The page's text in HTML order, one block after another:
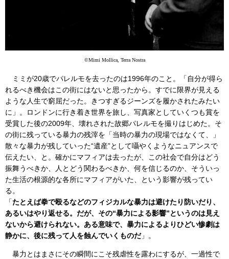
©Mimi Mollica, Terra Nostra
ミミが20歳でパレルモを去ったのは1996年のこと。「自分が得ら
れるべき機会はこの街にはないと思ったから。すでに限界が見える
ような人生で窮屈だった。きつすぎるジーンズを履かされたみたい
に」。ロンドンに行き着き世界を旅し、写真家としていくつも賞を
受賞した後の2009年、壊れされた故郷パレルモを撮りはじめた。そ
の街に残っている暴力の残滓を「当時の暴力の現場ではなくて、」
散々な暴力が残していった“遺産”として囁やくようなニュアンスで
伝えたい、と。確かにマフィアは去ったが、この社会で自分はどう
振舞うべきか、人とどう関わるべきか、何を信じるのか、そういっ
た生活の根源的な各所にマフィアがいた、という影響が残ってい
る。
「たとえば拳で殴るなどのフィジカルな暴力は避けたり防いだり、
あるいはやり返せる。だが、その“暴力による影響”というのは見え
ないから避けられない。ある意味で、暴力によるよりひどい惨劇は
静かに、後に残って人を蝕んでいくものだ」。
暴力とはまさにその瞬間にこそ残虐性を露わにするが、一過性で